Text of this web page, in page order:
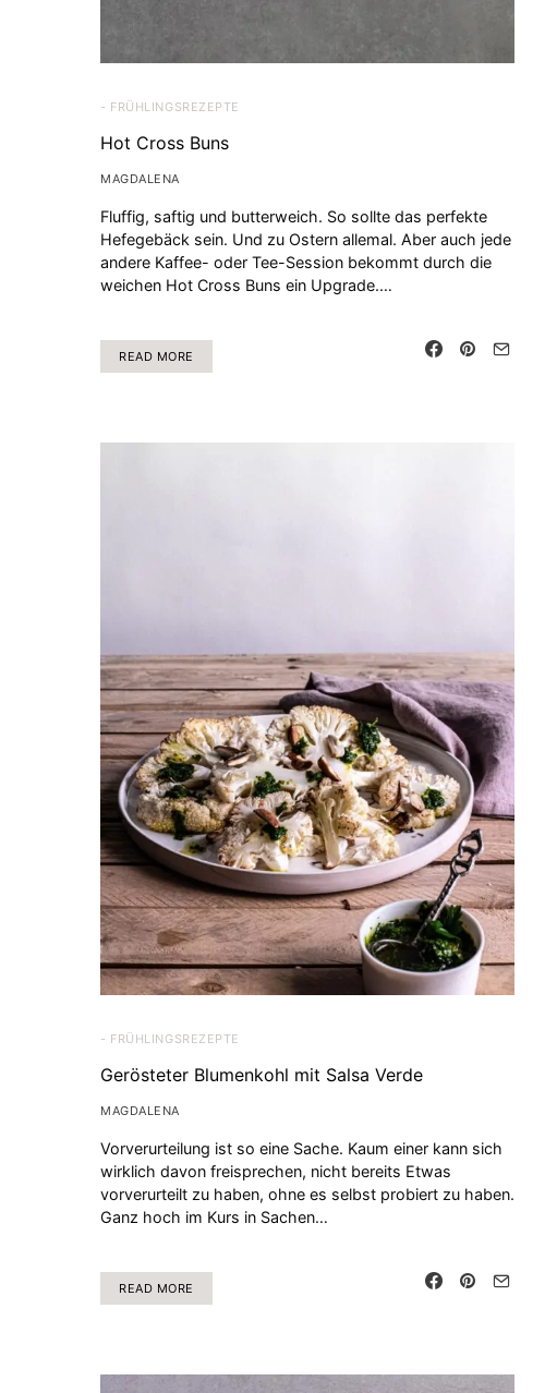
- FRÜHLINGSREZEPTE
Hot Cross Buns
MAGDALENA
Fluffig, saftig und butterweich. So sollte das perfekte
Hefegebäck sein. Und zu Ostern allemal. Aber auch jede
andere Kaffee- oder Tee-Session bekommt durch die
weichen Hot Cross Buns ein Upgrade.…
READ MORE
- FRÜHLINGSREZEPTE
Gerösteter Blumenkohl mit Salsa Verde
MAGDALENA
Vorverurteilung ist so eine Sache. Kaum einer kann sich
wirklich davon freisprechen, nicht bereits Etwas
vorverurteilt zu haben, ohne es selbst probiert zu haben.
Ganz hoch im Kurs in Sachen…
READ MORE